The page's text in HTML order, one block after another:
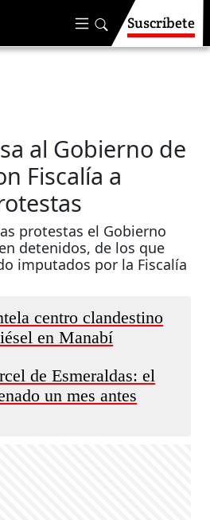
Suscríbete
al Gobierno de
Fiscalía a
protestas el Gobierno
detenidos, de los que
imputados por la Fiscalía
centro clandestino
en Manabí
de Esmeraldas: el
un mes antes